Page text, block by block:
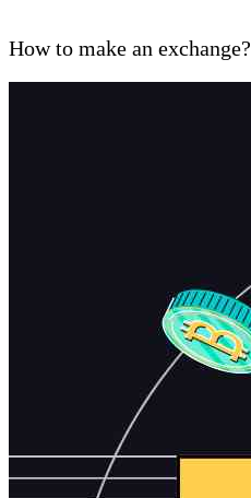
How to make an exchange?